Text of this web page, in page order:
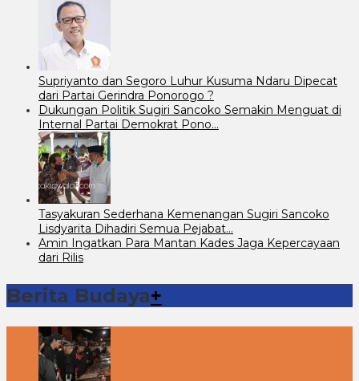
Supriyanto dan Segoro Luhur Kusuma Ndaru Dipecat
dari Partai Gerindra Ponorogo ?
Dukungan Politik Sugiri Sancoko Semakin Menguat di
Internal Partai Demokrat Pono…
Tasyakuran Sederhana Kemenangan Sugiri Sancoko
Lisdyarita Dihadiri Semua Pejabat…
Amin Ingatkan Para Mantan Kades Jaga Kepercayaan
dari Rilis
Berita Budaya+